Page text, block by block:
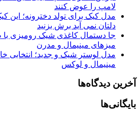
لامپ را عوض کنند
مدل کیک برای تولد دخترونه؛ این
دلتان نمی آید برش بزنید
جا دستمال کاغذی شیک رومیزی
میزهای مینیمال و مدرن
مدل لوستر شیک و جدید؛ انتخابی
مینیمال و لوکس
آخرین دیدگاه‌ها
بایگانی‌ها